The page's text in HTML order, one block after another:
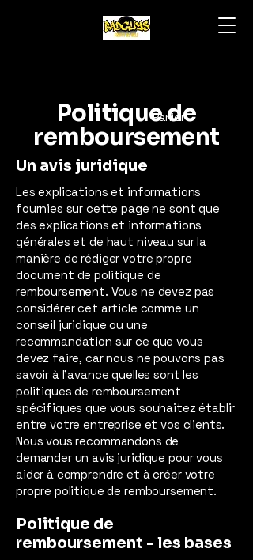
Panier
Politique de
remboursement
Un avis juridique
Les explications et informations
fournies sur cette page ne sont que
des explications et informations
générales et de haut niveau sur la
manière de rédiger votre propre
document de politique de
remboursement. Vous ne devez pas
considérer cet article comme un
conseil juridique ou une
recommandation sur ce que vous
devez faire, car nous ne pouvons pas
savoir à l'avance quelles sont les
politiques de remboursement
spécifiques que vous souhaitez établir
entre votre entreprise et vos clients.
Nous vous recommandons de
demander un avis juridique pour vous
aider à comprendre et à créer votre
propre politique de remboursement.
Politique de
remboursement - les bases